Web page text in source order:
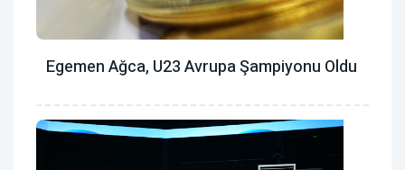
Egemen Ağca, U23 Avrupa Şampiyonu Oldu